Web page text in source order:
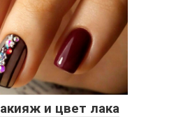
и цвет лака